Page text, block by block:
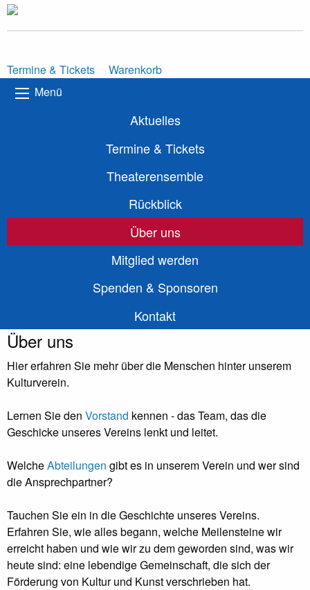
Termine & Tickets
Warenkorb
Menü
Aktuelles
Termine & Tickets
Theaterensemble
Rückblick
Über uns
Mitglied werden
Spenden & Sponsoren
Kontakt
Über uns
Hier erfahren Sie mehr über die Menschen hinter unserem
Kulturverein.
Lernen Sie den Vorstand kennen - das Team, das die
Geschicke unseres Vereins lenkt und leitet.
WelcheAbteilungen gibt es in unserem Verein und wer sind
die Ansprechpartner?
Tauchen Sie ein in die Geschichte unseres Vereins.
Erfahren Sie, wie alles begann, welche Meilensteine wir
erreicht haben und wie wir zu dem geworden sind, was wir
heute sind: eine lebendige Gemeinschaft, die sich der
Förderung von Kultur und Kunst verschrieben hat.